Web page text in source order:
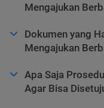
Mengajukan
Dokumen yang
Mengajukan
Apa Saja
Agar Bisa